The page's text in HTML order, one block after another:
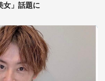
女」話題に